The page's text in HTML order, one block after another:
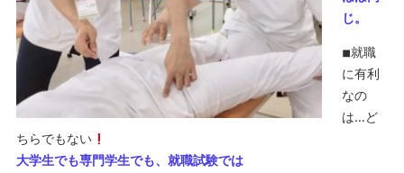
じ。
◾︎就職
に有利
なの
は…ど
ちらでもない
大学生でも専門学生でも、就職試験では